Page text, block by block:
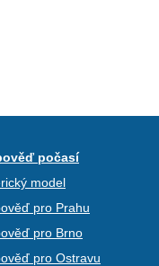
počasí
model
pro Prahu
pro Brno
pro Ostravu